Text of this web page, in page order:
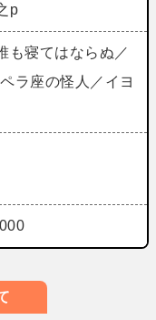
p
も寝てはならぬ／
ラ座の怪人／イヨ